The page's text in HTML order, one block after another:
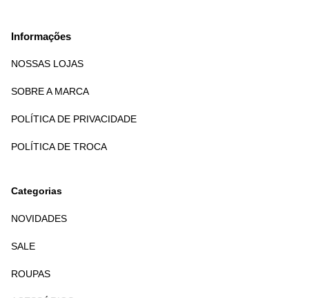
Informações
NOSSAS LOJAS
SOBRE A MARCA
POLÍTICA DE PRIVACIDADE
POLÍTICA DE TROCA
Categorias
NOVIDADES
SALE
ROUPAS